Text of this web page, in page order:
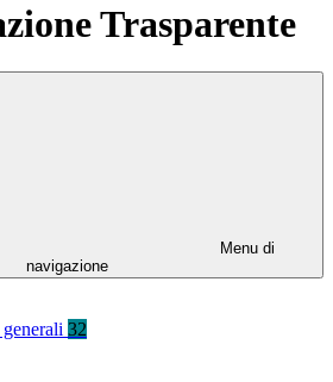
Trasparente
Menu di
navigazione
32